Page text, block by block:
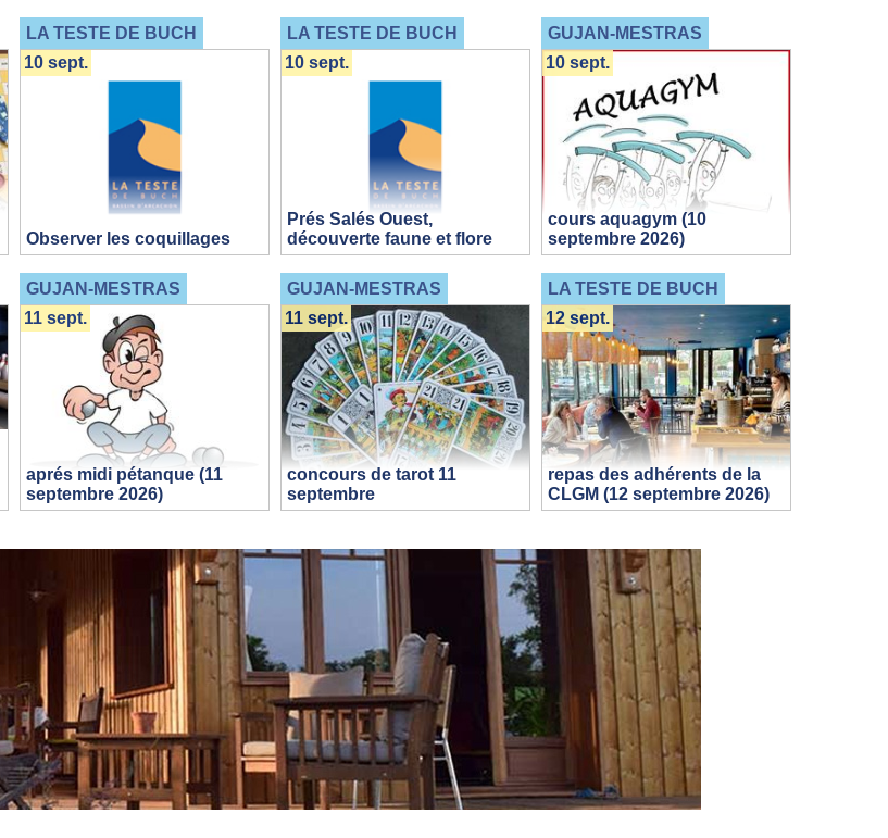
LA TESTE DE BUCH
Observer les coquillages
10 sept.
LA TESTE DE BUCH
Prés Salés Ouest,
découverte faune et flore
10 sept.
GUJAN-MESTRAS
cours aquagym (10
septembre 2026)
10 sept.
GUJAN-MESTRAS
aprés midi pétanque (11
septembre 2026)
11 sept.
GUJAN-MESTRAS
concours de tarot 11
septembre
11 sept.
LA TESTE DE BUCH
repas des adhérents de la
CLGM (12 septembre 2026)
12 sept.